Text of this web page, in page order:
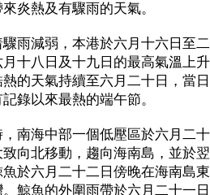
炎熱及有驟雨的天氣。
減弱，本港於六月十六日至二
十八日及十九日的最高氣溫上
的天氣持續至六月二十日，當
錄以來最熱的端午節。
海中部一個低壓區於六月二十
致向北移動，趨向海南島，並於
於六月二十二日傍晚在海南島
鯨魚的外圍雨帶於六月二十一